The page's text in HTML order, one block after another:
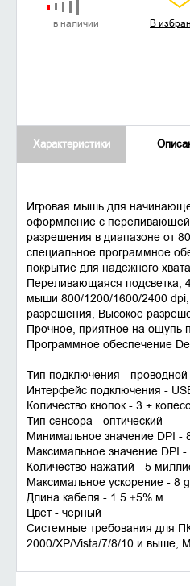
в наличии В
Характеристики
Игровая мышь для
оформление с
разрешения в диапазоне от
специальное программное
покрытие для надежного
Переливающаяся подсветка,
мыши 800/1200/1600/2400
разрешения, Высокое
Прочное, приятное на ощупь
Программное обеспечение
Тип подключения - проводной
Интерфейс подключения -
Количество кнопок - 3 +
Тип сенсора - оптический
Минимальное значение DPI -
Максимальное значение DPI
Количество нажатий - 5
Максимальное ускорение - 8 g
Длина кабеля - 1.5 ±5% м
Цвет - чёрный
Системные требования для
2000/XP/Vista/7/8/10 и выше,